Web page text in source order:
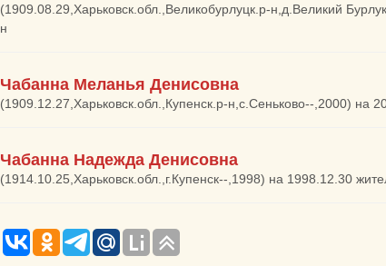
(1909.08.29,Харьковск.обл.,Великобурлуцк.р-н,д.Великий
н
Чабанна Меланья Денисовна
(1909.12.27,Харьковск.обл.,Купенск.р-н,с.Сеньково--,2000) на
Чабанна Надежда Денисовна
(1914.10.25,Харьковск.обл.,г.Купенск--,1998) на 1998.12.30